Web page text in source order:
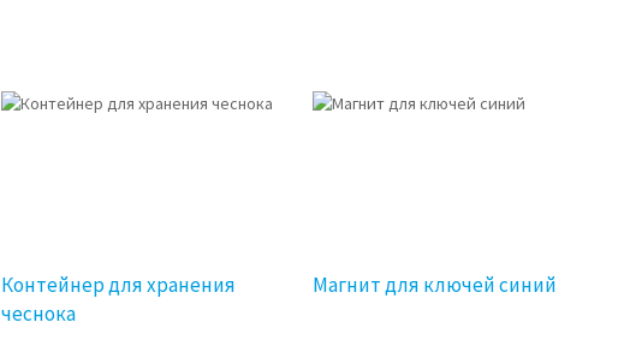
Контейнер для хранения
чеснока
Магнит для ключей синий